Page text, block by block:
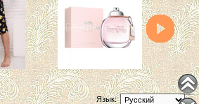
Язык: